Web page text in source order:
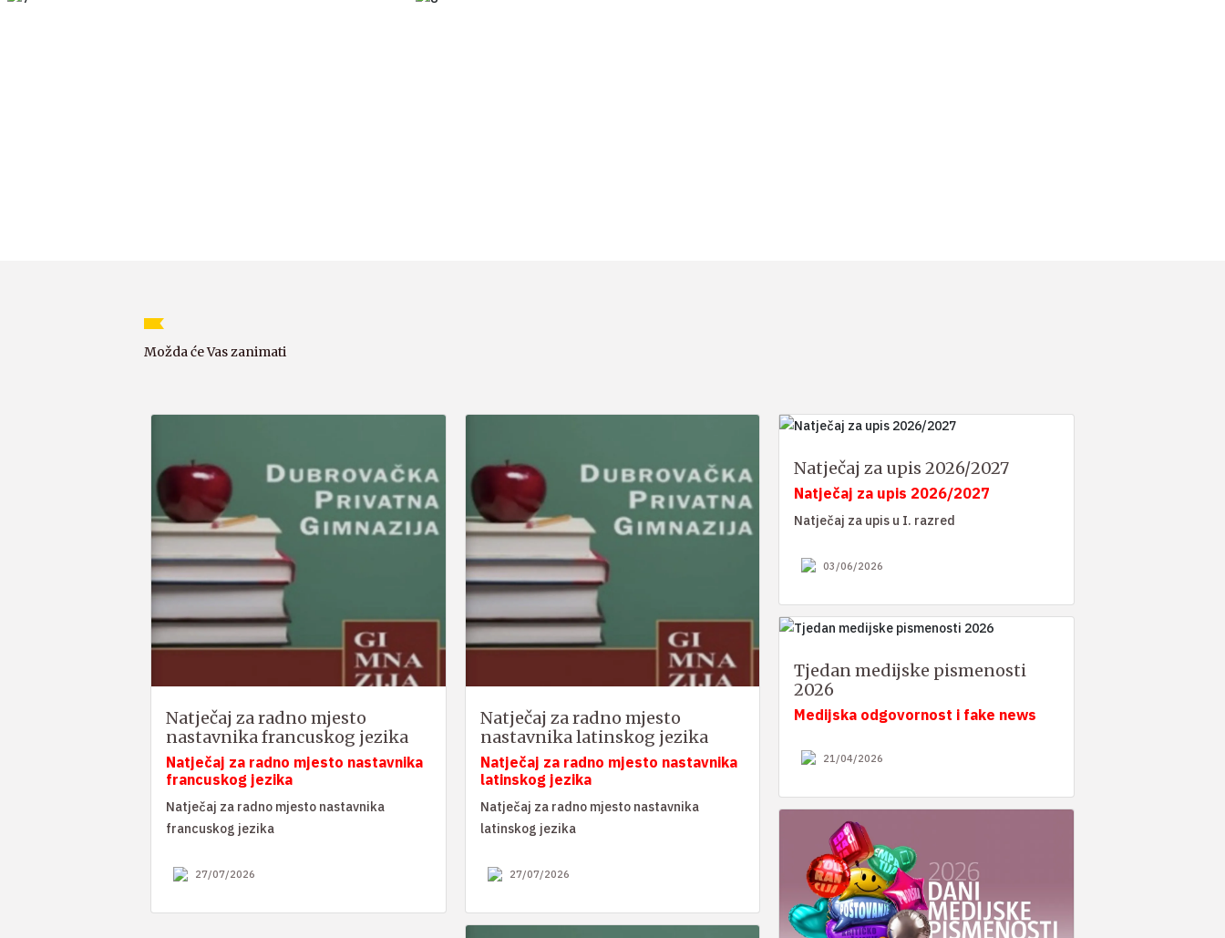
Možda će Vas zanimati
Natječaj za radno mjesto
nastavnika francuskog jezika
Natječaj za radno mjesto nastavnika
francuskog jezika
Natječaj za radno mjesto nastavnika
francuskog jezika
27/07/2026
Natječaj za radno mjesto
nastavnika latinskog jezika
Natječaj za radno mjesto nastavnika
latinskog jezika
Natječaj za radno mjesto nastavnika
latinskog jezika
27/07/2026
Natječaj za upis 2026/2027
Natječaj za upis 2026/2027
Natječaj za upis u I. razred
03/06/2026
Tjedan medijske pismenosti
2026
Medijska odgovornost i fake news
21/04/2026